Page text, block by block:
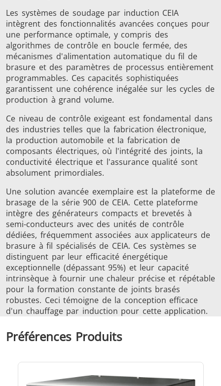
Générateur et
Contrôleur
Générateurs
Série SH
Têtes de
chauffe
Aérospatiale Automobile
Centres
données
Énergie verte Fil et câble
Les systèmes de soudage par induction CEIA
intègrent des fonctionnalités avancées conçues pour
une performance optimale, y compris des
algorithmes de contrôle en boucle fermée, des
mécanismes d'alimentation automatique du fil de
brasure et des paramètres de processus entièrement
programmables. Ces capacités sophistiquées
garantissent une cohérence inégalée sur les cycles de
production à grand volume.
Ce niveau de contrôle exigeant est fondamental dans
des industries telles que la fabrication électronique,
la production automobile et la fabrication de
composants électriques, où l'intégrité des joints, la
conductivité électrique et l'assurance qualité sont
absolument primordiales.
Une solution avancée exemplaire est la plateforme de
brasage de la série 900 de CEIA. Cette plateforme
intègre des générateurs compacts et brevetés à
semi-conducteurs avec des unités de contrôle
dédiées, fréquemment associées aux applicateurs de
brasure à fil spécialisés de CEIA. Ces systèmes se
distinguent par leur efficacité énergétique
exceptionnelle (dépassant 95%) et leur capacité
intrinsèque à fournir une chaleur précise et répétable
pour la formation constante de joints brasés
robustes. Ceci témoigne de la conception efficace
d'un chauffage par induction pour cette application.
Préférences Produits